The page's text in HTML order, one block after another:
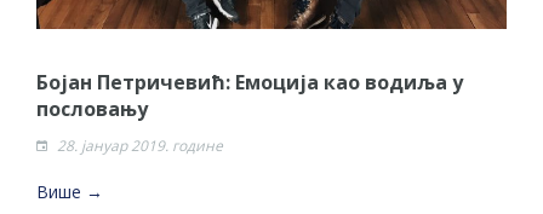
Бојан Петричевић: Емоција као водиља у
пословању
28. јануар 2019. године
Више →